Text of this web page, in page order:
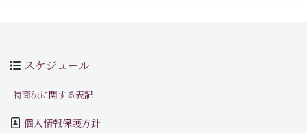
スケジュール
特商法に関する表記
個人情報保護方針